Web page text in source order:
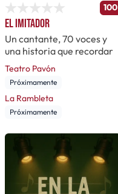
100
El imitador
Un cantante, 70 voces y
una historia que recordar
Teatro Pavón
Próximamente
La Rambleta
Próximamente